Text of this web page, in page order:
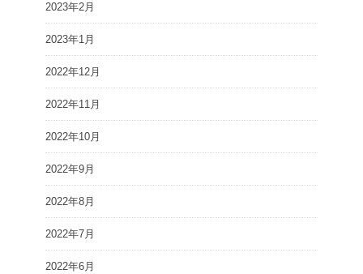
2023年2月
2023年1月
2022年12月
2022年11月
2022年10月
2022年9月
2022年8月
2022年7月
2022年6月